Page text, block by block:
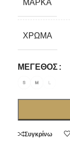
ΜΆΡΚΑ
ΧΡΏΜΑ
ΜΈΓΕΘΟΣ
Συγκρίνω